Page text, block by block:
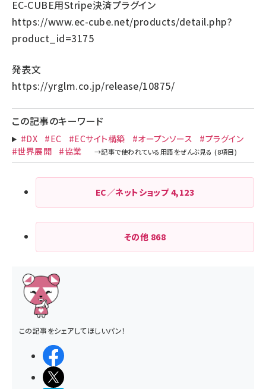
EC-CUBE用Stripe決済プラグイン
https://www.ec-cube.net/products/detail.php?
product_id=3175
発表文
https://yrglm.co.jp/release/10875/
この記事のキーワード
#DX #EC #ECサイト構築 #オープンソース
#プラグイン
#世界展開
#協業
EC／ネットショップ4,123
その他 868
この記事をシェアしてほしいパン！